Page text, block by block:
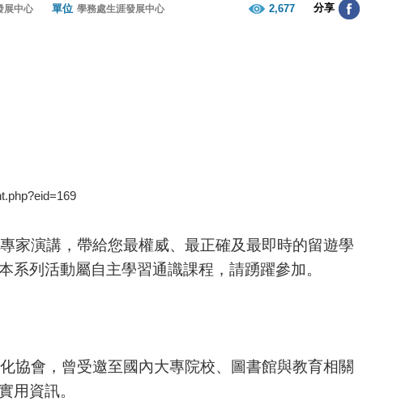
展中心 單位 學務處生涯發展中心 2,677 分享
家演講，帶給您最權威、最正確及最即時的留遊學
系列 活動屬自主學習通識課程，請踴躍參加。
協會，曾受邀至國內大專院校、圖書館與教育相關
用資訊。